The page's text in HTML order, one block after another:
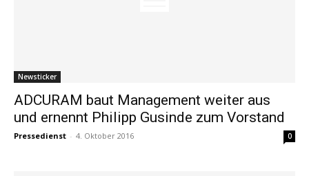
Newsticker
ADCURAM baut Management weiter aus
und ernennt Philipp Gusinde zum Vorstand
Pressedienst - 4. Oktober 2016 0